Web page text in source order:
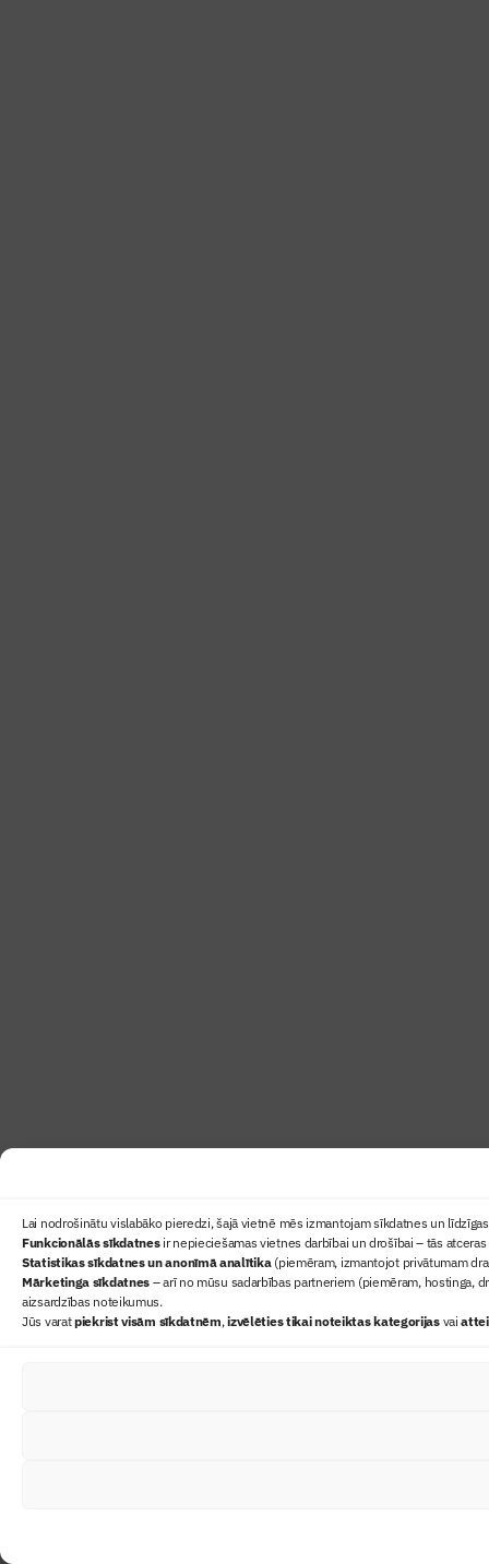
Lai nodrošinātu vislabāko pieredzi, šajā vietnē mēs izmantojam sīkdatnes un
Funkcionālās sīkdatnesir nepieciešamas vietnes darbībai un drošībai – tās
Statistikas sīkdatnes un anonīmā analītika(piemēram, izmantojot privātumam
Mārketinga sīkdatnes – arī no mūsu sadarbības partneriem (piemēram, hostinga,
aizsardzības noteikumus.
Jūs varatpiekrist visām sīkdatnēm,izvēlēties tikai noteiktas kategorijasvai